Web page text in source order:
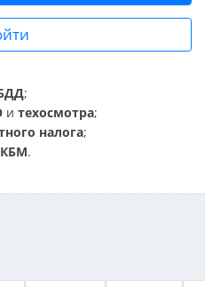
;
и техосмотра;
налога;
.